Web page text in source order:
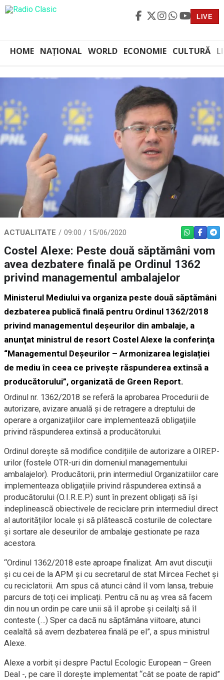
LIVE
HOME NAȚIONAL WORLD ECONOMIE CULTURĂ
ACTUALITATE 09:00 / 15/06/2020 WHATSAPP
Costel Alexe: Peste două săptămâni vom
avea dezbatere finală pe Ordinul 1362
privind managementul ambalajelor
Ministerul Mediului va organiza peste două săptămâni
dezbaterea publică finală pentru Ordinul 1362/2018
privind managementul deşeurilor din ambalaje, a
anunţat ministrul de resort Costel Alexe la conferinţa
“Managementul Deșeurilor – Armonizarea legislației
de mediu în ceea ce privește răspunderea extinsă a
producătorului”, organizată de Green Report.
Ordinul nr. 1362/2018 se referă la aprobarea Procedurii de
autorizare, avizare anuală şi de retragere a dreptului de
operare a organizaţiilor care implementează obligaţiile
privind răspunderea extinsă a producătorului.
Ordinul dorește să modifice condițiile de autorizare a OIREP-
urilor (fostele OTR-uri din domeniul managementului
ambalajelor). Producătorii, prin intermediul Organizatiilor care
implementeaza obligațiile privind răspunderea extinsă a
producătorului (O.I.R.E.P.) sunt în prezent obligați să își
indeplinească obiectivele de reciclare prin intermediul direct
al autorităților locale și să plătească costurile de colectare
și sortare ale deseurilor de ambalaje gestionate pe raza
acestora.
“Ordinul 1362/2018 este aproape finalizat. Am avut discuţii
şi cu cei de la APM şi cu secretarul de stat Mircea Fechet şi
cu reciclatorii. Am spus că atunci când îl vom lansa, trebuie
parcurs de toți cei implicați. Pentru că nu aş vrea să facem
din nou un ordin pe care unii să îl aprobe şi ceilalţi să îl
conteste (…) Sper ca dacă nu săptămâna viitoare, atunci
cealaltă să avem dezbaterea finală pe el”, a spus ministrul
Alexe.
Alexe a vorbit şi despre Pactul Ecologic European – Green
Deal -, pe care îl doreşte implementat “cât se poate de rapid”